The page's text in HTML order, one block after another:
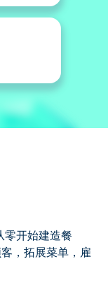
零开始建造餐
，拓展菜单，雇